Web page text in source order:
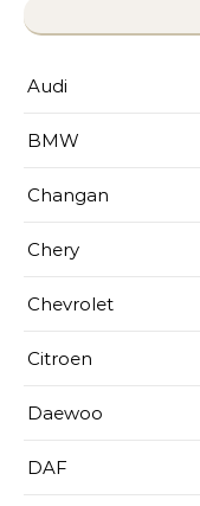
Audi
BMW
Changan
Chery
Chevrolet
Citroen
Daewoo
DAF